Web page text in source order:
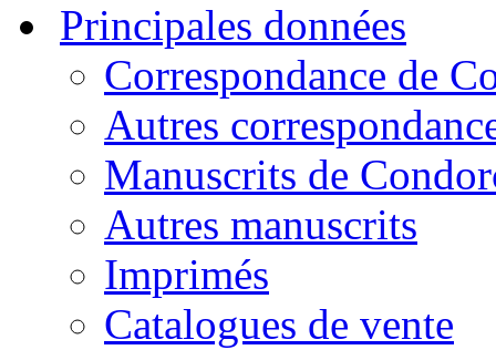
Principales données
Correspondance de
Autres
Manuscrits de
Autres manuscrits
Imprimés
Catalogues de vente